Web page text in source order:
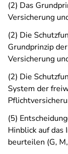
(2) Das
Versicherung
(2) Die
Grundprinzip
Versicherung
(2) Die
System der
(5)
Hinblick auf das
beurteilen (G,